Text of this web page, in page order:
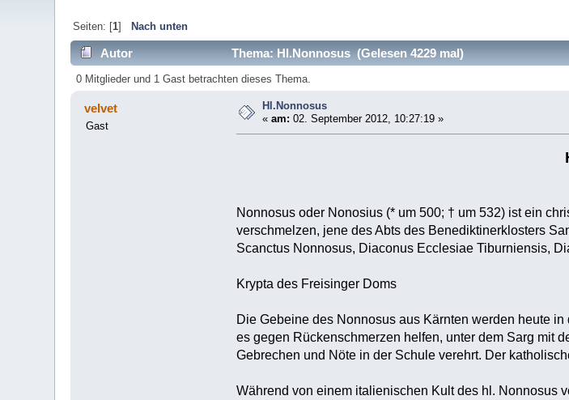
Seiten: [1] Nach unten
Autor Thema: Hl.Nonnosus (Gelesen 4229 mal)
0 Mitglieder und 1 Gast betrachten dieses Thema.
velvet
Gast
Hl.Nonnosus
«am: 02. September 2012, 10:27:19 »
Nonnosus oder Nonosius (* um 500; † um 532) ist ein
verschmelzen, jene des Abts des Benediktinerklosters
Scanctus Nonnosus, Diaconus Ecclesiae Tiburniensis,
Krypta des Freisinger Doms
Die Gebeine des Nonnosus aus Kärnten werden heute
es gegen Rückenschmerzen helfen, unter dem Sarg mit
Gebrechen und Nöte in der Schule verehrt. Der
Während von einem italienischen Kult des hl. Nonnosus